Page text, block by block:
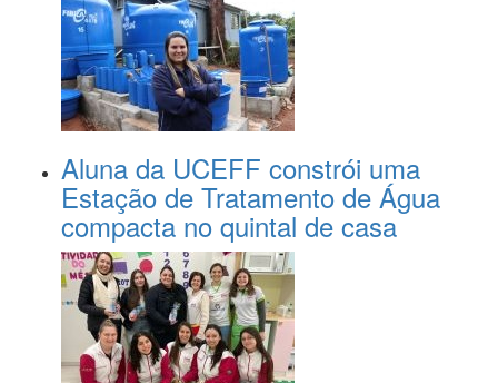
Aluna da UCEFF constrói uma
Estação de Tratamento de Água
compacta no quintal de casa